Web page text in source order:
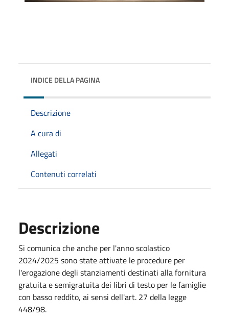
INDICE DELLA PAGINA
Descrizione
A cura di
Allegati
Contenuti correlati
Descrizione
Si comunica che anche per l'anno scolastico
2024/2025 sono state attivate le procedure per
l'erogazione degli stanziamenti destinati alla fornitura
gratuita e semigratuita dei libri di testo per le famiglie
con basso reddito, ai sensi dell'art. 27 della legge
448/98.